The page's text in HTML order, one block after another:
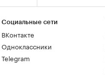
Социальные сети
ВКонтакте
Одноклассники
Telegram